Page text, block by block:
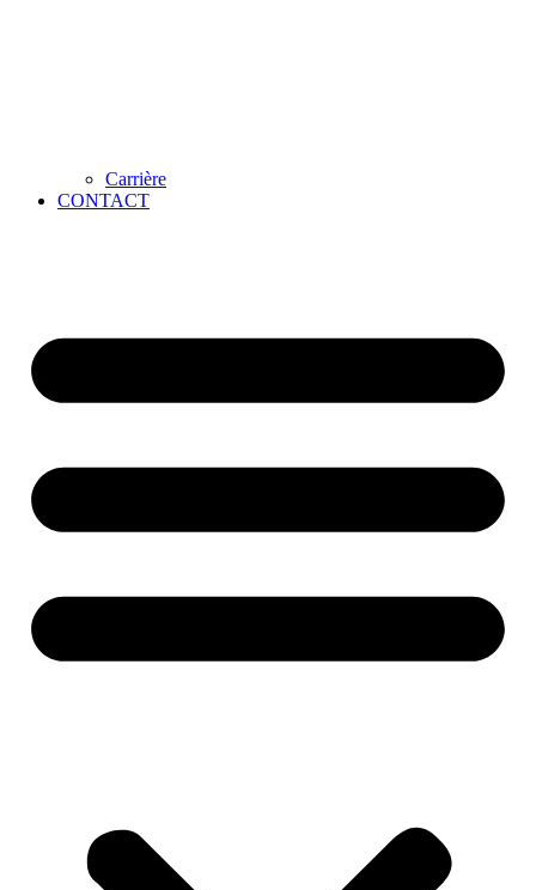
Carrière
CONTACT